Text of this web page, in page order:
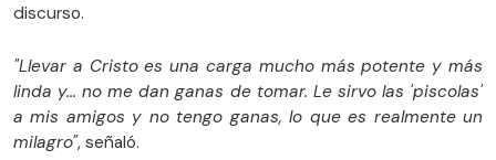
discurso.
"Llevar a Cristo es una carga mucho más potente y más
linda y... no me dan ganas de tomar. Le sirvo las 'piscolas'
a mis amigos y no tengo ganas, lo que es realmente un
milagro", señaló.